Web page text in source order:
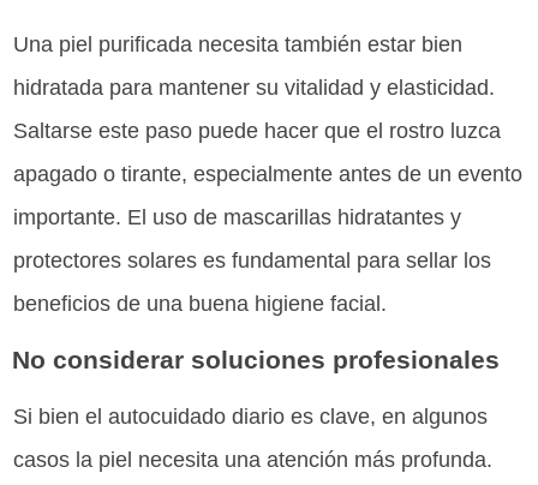
Una piel purificada necesita también estar bien
hidratada para mantener su vitalidad y elasticidad.
Saltarse este paso puede hacer que el rostro luzca
apagado o tirante, especialmente antes de un evento
importante. El uso de mascarillas hidratantes y
protectores solares es fundamental para sellar los
beneficios de una buena higiene facial.
No considerar soluciones profesionales
Si bien el autocuidado diario es clave, en algunos
casos la piel necesita una atención más profunda.